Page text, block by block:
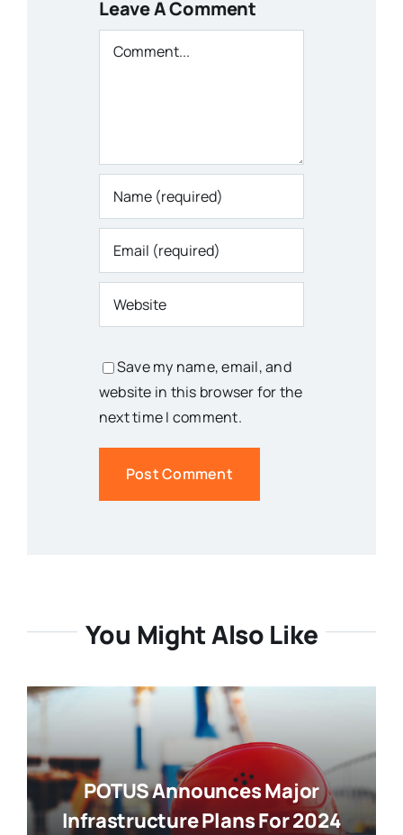
Leave A Comment
Comment
Save my name, email, and
website in this browser for the
next time I comment.
You Might Also Like
POTUS Announces Major
Infrastructure Plans For 2024